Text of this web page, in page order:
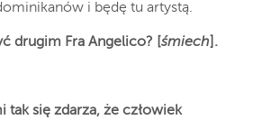
i będę tu artystą.
drugim Fra Angelico? [ śmiech ].
tak się zdarza, że człowiek